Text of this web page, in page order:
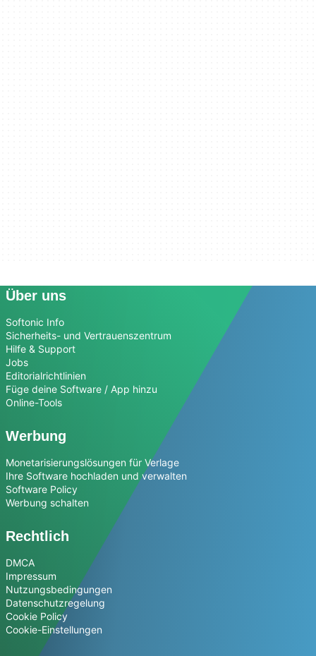
Über uns
Softonic Info
Sicherheits- und Vertrauenszentrum
Hilfe & Support
Jobs
Editorialrichtlinien
Füge deine Software / App hinzu
Online-Tools
Werbung
Monetarisierungslösungen für Verlage
Ihre Software hochladen und verwalten
Software Policy
Werbung schalten
Rechtlich
DMCA
Impressum
Nutzungsbedingungen
Datenschutzregelung
Cookie Policy
Cookie-Einstellungen